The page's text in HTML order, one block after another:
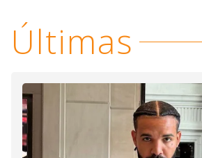
Últimas